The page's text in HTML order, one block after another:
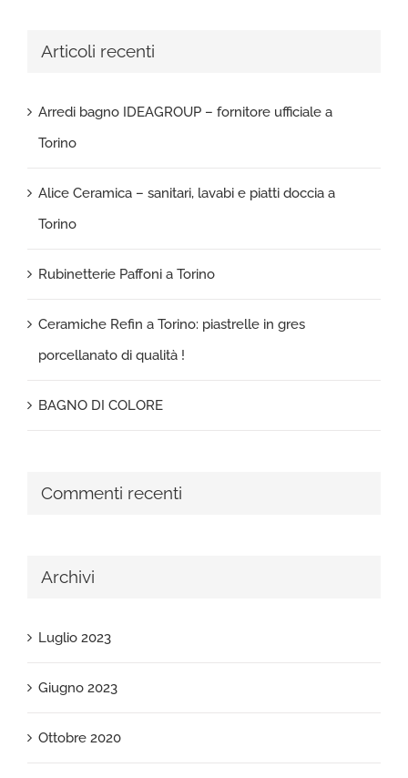
Articoli recenti
Arredi bagno IDEAGROUP – fornitore ufficiale a
Torino
Alice Ceramica – sanitari, lavabi e piatti doccia a
Torino
Rubinetterie Paffoni a Torino
Ceramiche Refin a Torino: piastrelle in gres
porcellanato di qualità !
BAGNO DI COLORE
Commenti recenti
Archivi
Luglio 2023
Giugno 2023
Ottobre 2020